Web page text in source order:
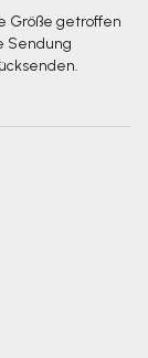
Größe getroffen
Sendung